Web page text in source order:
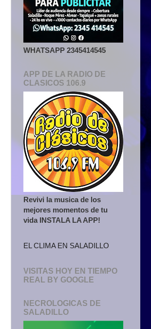
WHATSAPP 2345414545
APP DE LA RADIO DE
CLASICOS 106.9
Revivi la musica de los
mejores momentos de tu
vida INSTALA LA APP!
EL CLIMA EN SALADILLO
VISITAS HOY EN TIEMPO
REAL BY GOOGLE
NECROLOGICAS DE
SALADILLO